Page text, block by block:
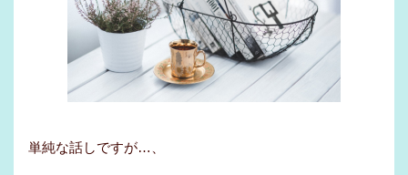
単純な話しですが…、